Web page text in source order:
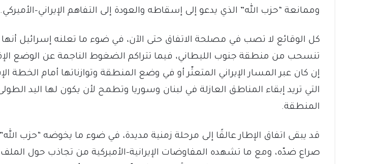
وممانعة “حزب الله” الذي يدعو إلى إسقاطه والعودة إلى التفاهم الإيراني-الأميركي.
كل الوقائع لا تصب في مصلحة الاتفاق حتى الآن، في ضوء ما تعلنه إسرائيل
تنسحب من منطقة جنوب الليطاني، فيما تتراكم الضغوط الناجمة عن الوضع
إن كان عبر المسار الإيراني المتعثّر أو في وضع المنطقة وتوازناتها أمام الخطة
التي تريد إبقاء المناطق العازلة في لبنان وسوريا وتطمح لأن يكون لها اليد
المنطقة.
قد يبقى اتفاق الإطار عالقًا إلى مرحلة زمنية مديدة، في ضوء ما يخوضه “حزب
صراع ضدّه، ومع ما تشهده المفاوضات الإيرانية-الأميركية من تجاذب حول الملف